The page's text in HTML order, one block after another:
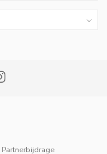
Partnerbijdrage